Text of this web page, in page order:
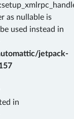
as nullable is
used instead in
jetpack-
in